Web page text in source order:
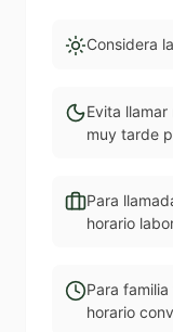
Considera
Evita
muy tarde
Para
horario
Para
horario